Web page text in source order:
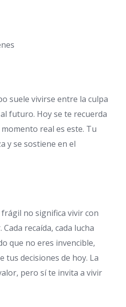
suele vivirse entre la culpa
futuro. Hoy se te recuerda
real es este. Tu
y se sostiene en el
no significa vivir con
recaída, cada lucha
que no eres invencible,
tus decisiones de hoy. La
pero sí te invita a vivir